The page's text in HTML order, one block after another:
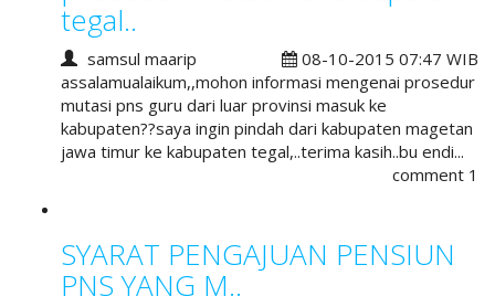
tegal..
samsul maarip
08-10-2015 07:47 WIB
assalamualaikum,,mohon informasi mengenai prosedur
mutasi pns guru dari luar provinsi masuk ke
kabupaten??saya ingin pindah dari kabupaten magetan
jawa timur ke kabupaten tegal,..terima kasih..bu endi...
comment 1
SYARAT PENGAJUAN PENSIUN
PNS YANG M..